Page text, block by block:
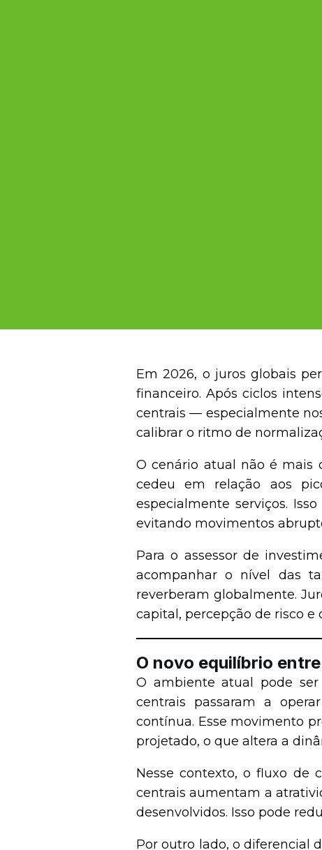
Em 2026, o juros globais
financeiro. Após ciclos
centrais — especialmente
calibrar o ritmo de
O cenário atual não é mais
cedeu em relação aos
especialmente serviços.
evitando movimentos
Para o assessor de
acompanhar o nível das
reverberam globalmente.
capital, percepção de risco
O novo equilíbrio
O ambiente atual pode
centrais passaram a
contínua. Esse movimento
projetado, o que altera a
Nesse contexto, o fluxo de
centrais aumentam a
desenvolvidos. Isso pode
Por outro lado, o diferencial